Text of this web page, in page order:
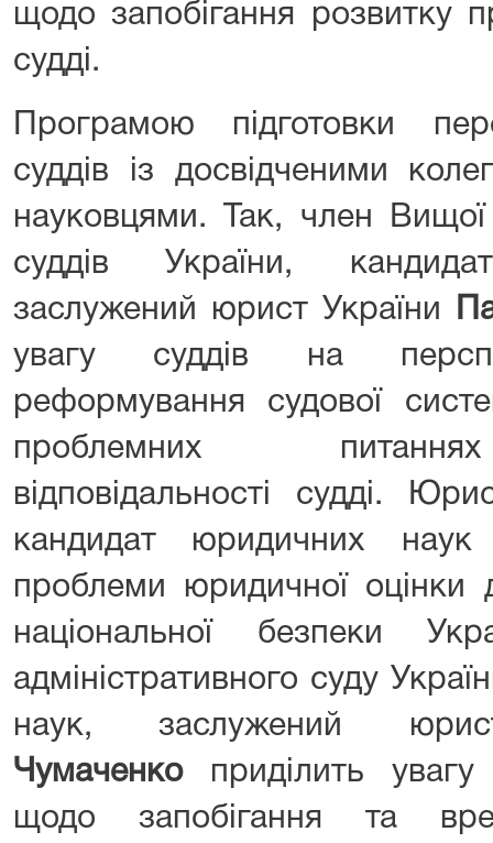
щодо запобігання розвитку
судді.
Програмою підготовки
суддів із досвідченими
науковцями. Так, член Вищої
суддів України,
заслужений юрист України
увагу суддів на
реформування судової
проблемних
відповідальності судді.
кандидат юридичних
проблеми юридичної оцінки
національної безпеки
адміністративного суду
наук, заслужений
Чумаченкоприділить увагу
щодо запобігання та